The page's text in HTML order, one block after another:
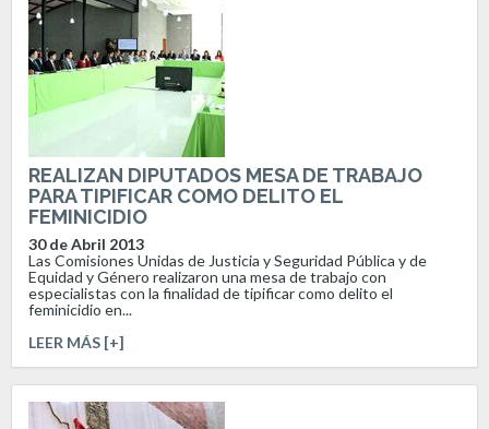
REALIZAN DIPUTADOS MESA DE TRABAJO
PARA TIPIFICAR COMO DELITO EL
FEMINICIDIO
30 de Abril 2013
Las Comisiones Unidas de Justicia y Seguridad Pública y de
Equidad y Género realizaron una mesa de trabajo con
especialistas con la finalidad de tipificar como delito el
feminicidio en...
LEER MÁS [+]